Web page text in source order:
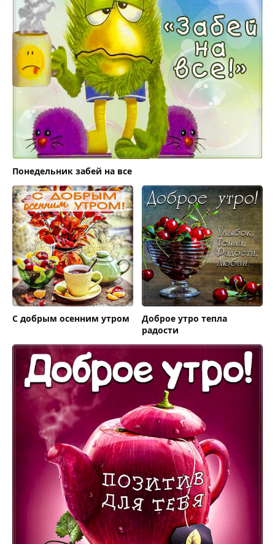
Понедельник забей на все
С добрым осенним утром
Доброе утро тепла
радости